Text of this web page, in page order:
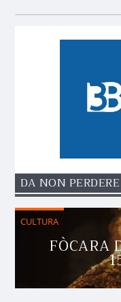
DA NON PERDERE
CULTURA
FÒCARA